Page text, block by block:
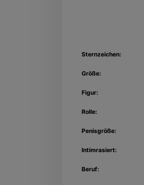
Sternzeichen:
Größe:
Figur:
Rolle:
Penisgröße:
Intimrasiert:
Beruf: